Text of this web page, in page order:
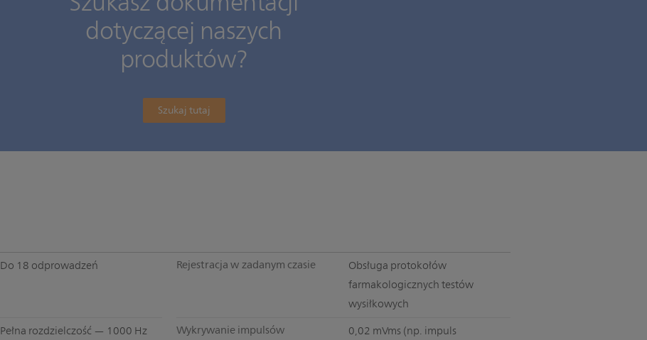
dotyczącej naszych
produktów?
Szukaj tutaj
Do 18 odprowadzeń Rejestracja w zadanym czasie
Obsługa protokołów
farmakologicznych testów
wysiłkowych
Pełna rozdzielczość — 1000 Hz
Wykrywanie impulsów
0,02 mVms (np. impuls